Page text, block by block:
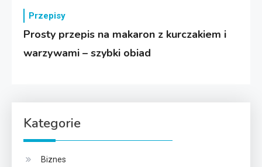
Przepisy
Prosty przepis na makaron z kurczakiem i
warzywami – szybki obiad
Kategorie
Biznes